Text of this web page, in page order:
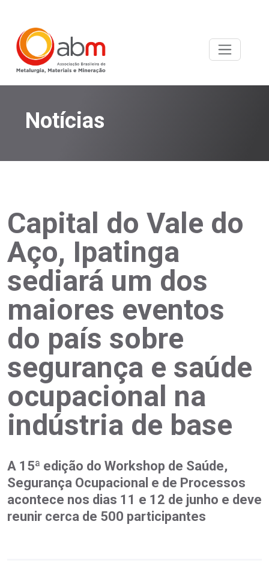
Notícias
Capital do Vale do
Aço, Ipatinga
sediará um dos
maiores eventos
do país sobre
segurança e saúde
ocupacional na
indústria de base
A 15ª edição do Workshop de Saúde,
Segurança Ocupacional e de Processos
acontece nos dias 11 e 12 de junho e deve
reunir cerca de 500 participantes